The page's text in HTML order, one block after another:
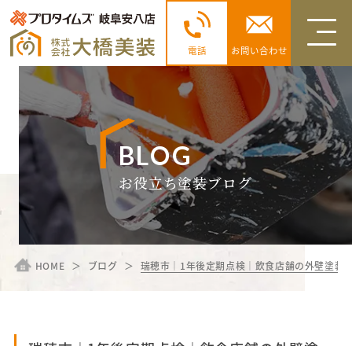
電話 お問い合わせ
BLOG
お役立ち塗装ブログ
HOME ブログ 瑞穂市｜1年後定期点検｜飲食店舗の外壁塗